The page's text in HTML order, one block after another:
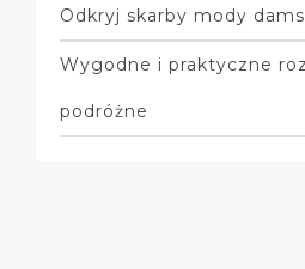
Odkryj skarby mody
Wygodne i praktyczne
podróżne